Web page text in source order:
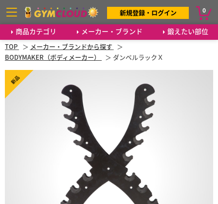
商品カテゴリ メーカー・ブランド 鍛えたい部位
新規登録・ログイン 0
TOP
メーカー・ブランドから探す
BODYMAKER（ボディメーカー）
ダンベルラックＸ
新品